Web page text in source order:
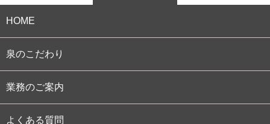
HOME
泉のこだわり
業務のご案内
よくある質問